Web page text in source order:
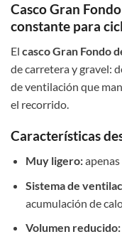
Casco Gran
constante para
El casco Gran Fondo
de carretera y gravel:
de ventilación que
el recorrido.
Características
Muy ligero:apenas
Sistema de
acumulación de
Volumen reducido: